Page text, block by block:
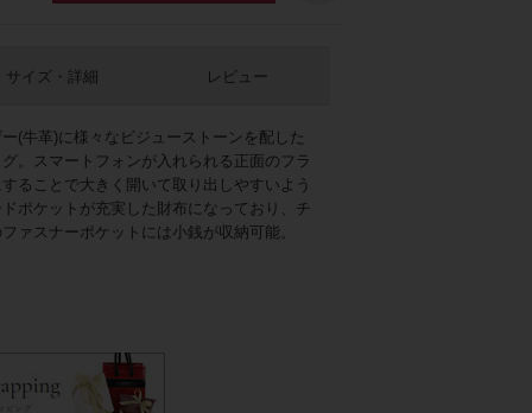
ジュ
(牛革)に様々なビジューストーンを配した
。スマートフォンが入れられる正面のフラ
ることで大きく開いて取り出しやすいよう
ポケットが充実した財布になっており、チ
ァスナーポケットには小銭が収納可能。
サイズ・詳細 レビュー